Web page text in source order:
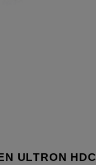
ULTRON HDC